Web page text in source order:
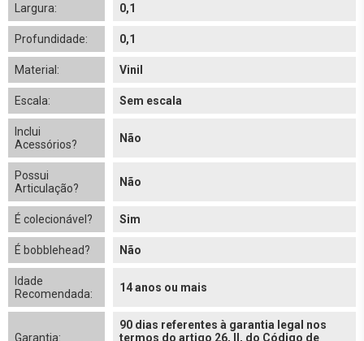
Largura: 0,1
Profundidade: 0,1
Material: Vinil
Escala: Sem escala
Inclui
Acessórios?
Não
Possui
Articulação?
Não
É colecionável? Sim
É bobblehead? Não
Idade
Recomendada:
14 anos ou mais
Garantia:
90 dias referentes à garantia legal nos
termos do artigo 26, II, do Código de